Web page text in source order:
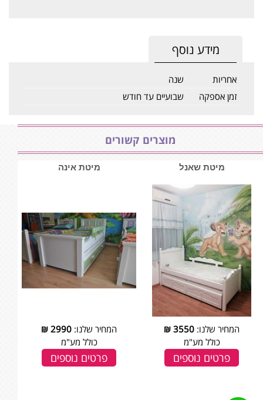
מידע נוסף
אחריות
שנה
זמן אספקה
שבועיים עד חודש
מוצרים קשורים
מיטת שאנל
המחיר שלנו: 3550
₪
כולל מע"מ
פרטים נוספים
מיטת אינה
המחיר שלנו: 2990
₪
כולל מע"מ
פרטים נוספים